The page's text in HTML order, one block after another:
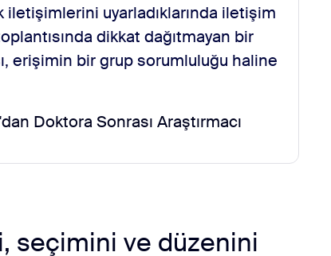
uyarladıklarında iletişim
dikkat dağıtmayan bir
erişimin bir grup sorumluluğu haline
Doktora Sonrası Araştırmacı
seçimini ve düzenini